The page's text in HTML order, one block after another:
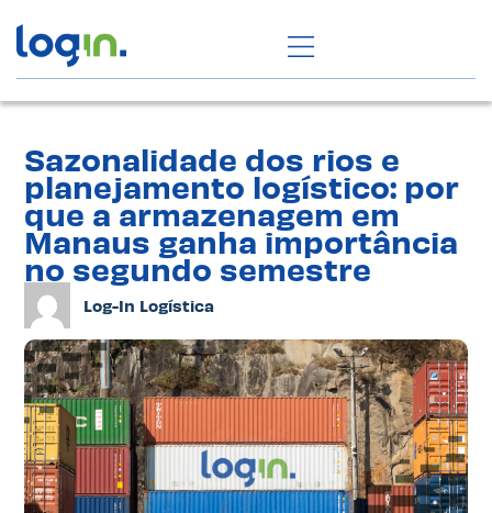
Sazonalidade dos rios e
planejamento logístico: por
que a armazenagem em
Manaus ganha importância
no segundo semestre
Log-In Logística